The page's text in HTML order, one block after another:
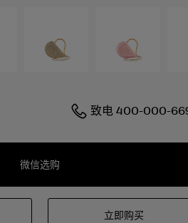
致电400-000-
微信选购
立即购买